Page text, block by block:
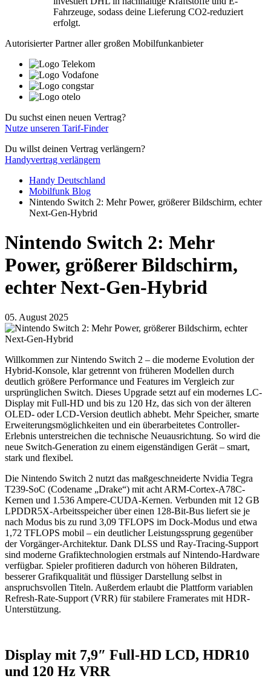
Fahrzeuge, sodass deine Lieferung CO2-reduziert
erfolgt.
Autorisierter Partner aller großen Mobilfunkanbieter
Du suchst einen neuen Vertrag?
Nutze unseren Tarif-Finder
Du willst deinen Vertrag verlängern?
Handyvertrag verlängern
Handy Deutschland
Mobilfunk Blog
Nintendo Switch 2: Mehr Power, größerer Bildschirm, echter
Next-Gen-Hybrid
Nintendo Switch 2: Mehr
Power, größerer Bildschirm,
echter Next-Gen-Hybrid
05. August 2025
Willkommen zur Nintendo Switch 2 – die moderne Evolution der
Hybrid-Konsole, klar getrennt von früheren Modellen durch
deutlich größere Performance und Features im Vergleich zur
ursprünglichen Switch. Dieses Upgrade setzt auf ein modernes LC-
Display mit Full-HD und bis zu 120 Hz, das sich von der älteren
OLED- oder LCD-Version deutlich abhebt. Mehr Speicher, smarte
Erweiterungsmöglichkeiten und ein überarbeitetes Controller-
Erlebnis unterstreichen die technische Neuausrichtung. So wird die
neue Switch-Generation zu einem eigenständigen Gerät – smart,
stark und flexibel.
Die Nintendo Switch 2 nutzt das maßgeschneiderte Nvidia Tegra
T239-SoC (Codename „Drake“) mit acht ARM-Cortex-A78C-
Kernen und 1.536 Ampere-CUDA-Kernen. Verbunden mit 12 GB
LPDDR5X-Arbeitsspeicher über einen 128-Bit-Bus liefert sie je
nach Modus bis zu rund 3,09 TFLOPS im Dock-Modus und etwa
1,72 TFLOPS mobil – ein deutlicher Leistungssprung gegenüber
der Vorgänger-Architektur. Dank DLSS und Ray-Tracing-Support
sind moderne Grafiktechnologien erstmals auf Nintendo-Hardware
verfügbar. Spieler profitieren dadurch von höheren Bildraten,
besserer Grafikqualität und flüssiger Darstellung selbst in
anspruchsvollen Titeln. Außerdem erlaubt die Plattform variablen
Refresh-Rate-Support (VRR) für stabilere Framerates mit HDR-
Unterstützung.
Display mit 7,9″ Full-HD LCD, HDR10
und 120 Hz VRR